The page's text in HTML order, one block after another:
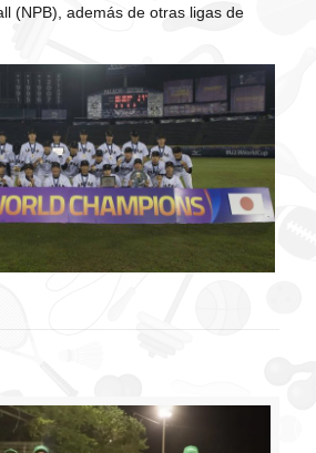
(NPB), además de otras ligas de